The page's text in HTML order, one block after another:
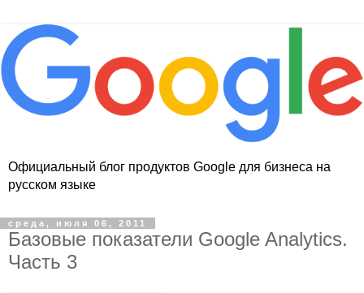
Официальный блог продуктов Google для бизнеса на
русском языке
среда, июля 06, 2011
Базовые показатели Google Analytics.
Часть 3